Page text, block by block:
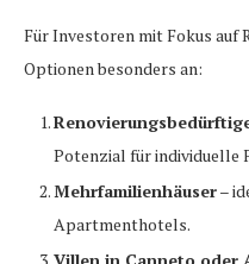
Für Investoren mit Fokus auf
Optionen besonders an:
Potenzial für individuelle
Mehrfamilienhäuser–
Apartmenthotels.